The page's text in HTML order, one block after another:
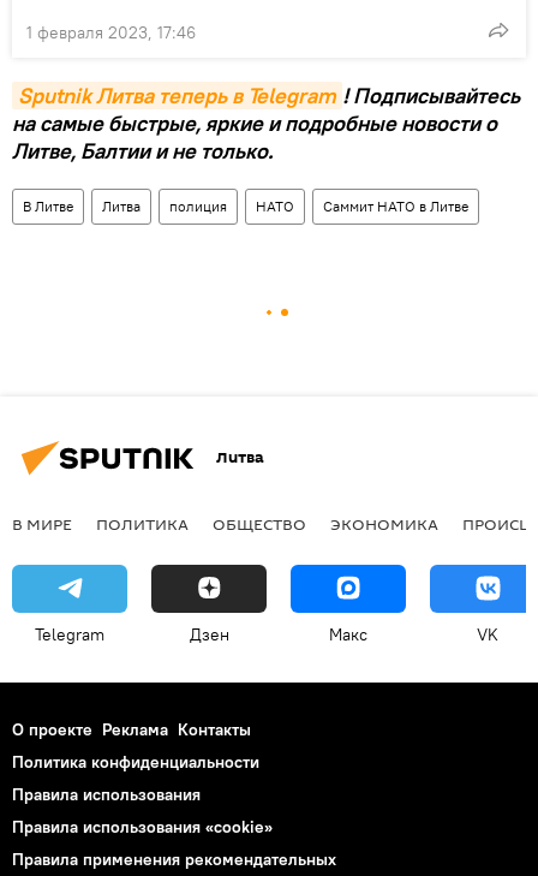
1 февраля 2023, 17:46
Sputnik Литва теперь в Telegram ! Подписывайтесь
на самые быстрые, яркие и подробные новости о
Литве, Балтии и не только.
В Литве Литва полиция НАТО Саммит НАТО в Литве
Литва
В МИРЕ ПОЛИТИКА ОБЩЕСТВО ЭКОНОМИКА
Telegram Дзен Макс VK
О проекте Реклама Контакты
Политика конфиденциальности
Правила использования
Правила использования «cookie»
Правила применения рекомендательных